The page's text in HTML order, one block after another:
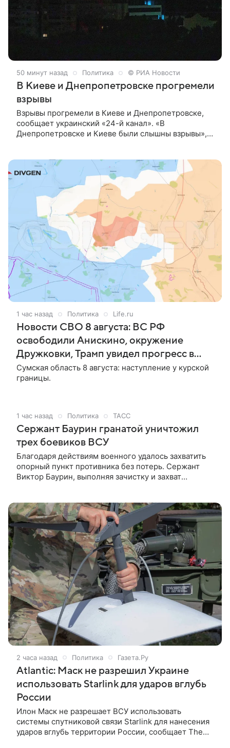
50 минут назад Политика © РИА Новости
В Киеве и Днепропетровске прогремели
взрывы
Взрывы прогремели в Киеве и Днепропетровске,
сообщает украинский «24-й канал». «В
Днепропетровске и Киеве были слышны взрывы»,
министерства цифровой трансформации, в Киеве, а
также в частях Днепропетровской области
объявлена воздушная тревога.
1 час назад Политика Life.ru
Новости СВО 8 августа: ВС РФ
освободили Анискино, окружение
Дружковки, Трамп увидел прогресс в
переговорах Москвы и Киева
Сумская область 8 августа: наступление у курской
границы.
1 час назад Политика ТАСС
Сержант Баурин гранатой уничтожил
трех боевиков ВСУ
Благодаря действиям военного удалось захватить
опорный пункт противника без потерь. Сержант
Виктор Баурин, выполняя зачистку и захват
его действиям задача была выполнена без потерь,
сообщили в Минобороны России.
2 часа назад Политика Газета.Ру
Atlantic: Маск не разрешил Украине
использовать Starlink для ударов вглубь
России
Илон Маск не разрешает ВСУ использовать
системы спутниковой связи Starlink для нанесения
ударов вглубь территории России, сообщает The